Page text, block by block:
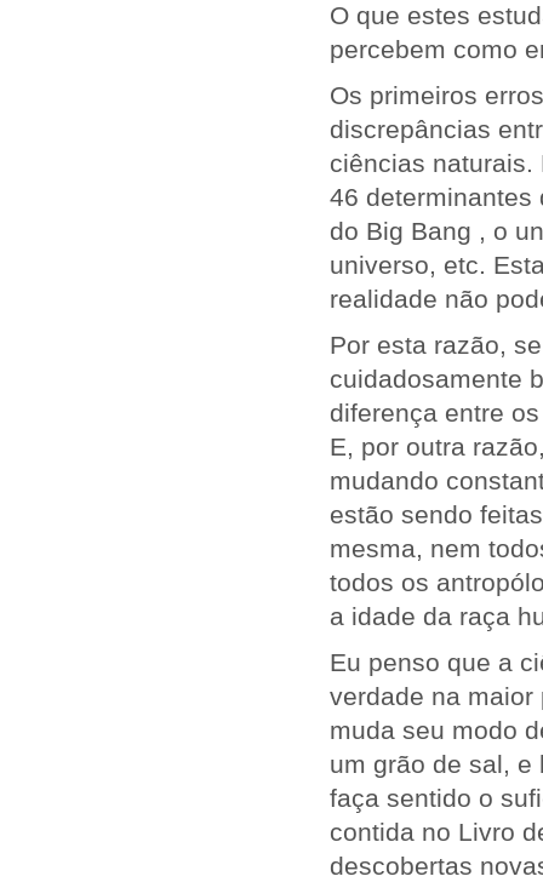
O que estes
percebem como
Os primeiros
discrepâncias
ciências naturais.
46 determinantes
do Big Bang , o
universo, etc.
realidade não
Por esta razão,
cuidadosamente
diferença entre
E, por outra
mudando
estão sendo
mesma, nem
todos os
a idade da raça
Eu penso que a
verdade na maior
muda seu modo
um grão de sal, e
faça sentido o
contida no Livro
descobertas